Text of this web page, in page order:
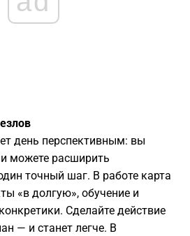
день перспективным: вы
можете расширить
точный шаг. В работе карта
«в долгую», обучение и
Сделайте действие
— и станет легче. В